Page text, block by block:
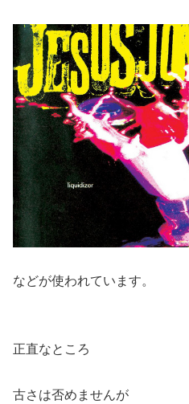
などが使われています。
正直なところ
古さは否めませんが